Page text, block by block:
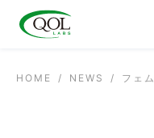
HOME NEWS フェ